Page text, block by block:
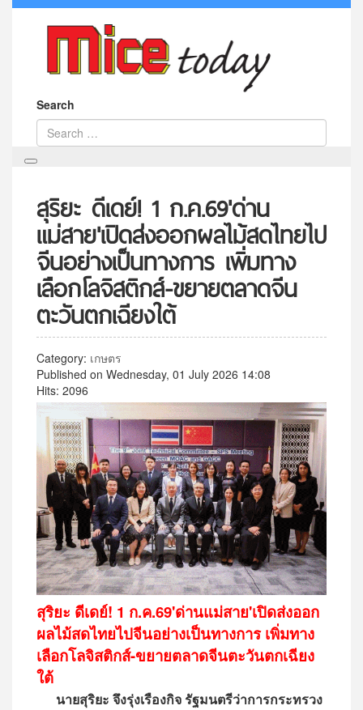
Search
สุริยะ ดีเดย์! 1 ก.ค.69'ด่าน
แม่สาย'เปิดส่งออกผลไม้สดไทยไป
จีนอย่างเป็นทางการ เพิ่มทาง
เลือกโลจิสติกส์-ขยายตลาดจีน
ตะวันตกเฉียงใต้
Category: เกษตร
Published on Wednesday, 01 July 2026 14:08
Hits: 2096
สุริยะ ดีเดย์! 1 ก.ค.69'ด่านแม่สาย'เปิดส่งออก
ผลไม้สดไทยไปจีนอย่างเป็นทางการ เพิ่มทาง
เลือกโลจิสติกส์-ขยายตลาดจีนตะวันตกเฉียง
ใต้
นายสุริยะ จึงรุ่งเรืองกิจ รัฐมนตรีว่าการกระทรวง